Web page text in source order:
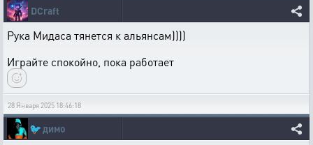
DCraft
Рука Мидаса тянется к альянсам))))
Играйте спокойно, пока работает
28 Января 2025 18:46:18
🐦димо